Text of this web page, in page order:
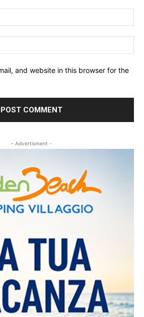
and website in this browser for the
- Advertisment -